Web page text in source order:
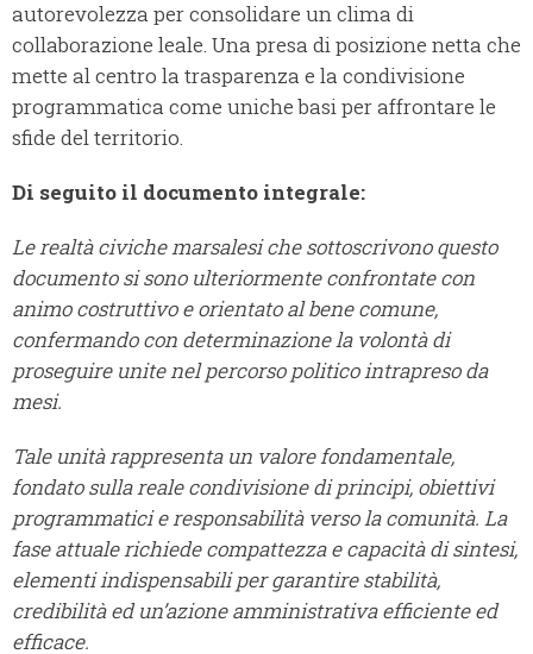
autorevolezza per consolidare un clima di
collaborazione leale. Una presa di posizione netta che
mette al centro la trasparenza e la condivisione
programmatica come uniche basi per affrontare le
sfide del territorio.
Di seguito il documento integrale:
Le realtà civiche marsalesi che sottoscrivono questo
documento si sono ulteriormente confrontate con
animo costruttivo e orientato al bene comune,
confermando con determinazione la volontà di
proseguire unite nel percorso politico intrapreso da
mesi.
Tale unità rappresenta un valore fondamentale,
fondato sulla reale condivisione di principi, obiettivi
programmatici e responsabilità verso la comunità. La
fase attuale richiede compattezza e capacità di sintesi,
elementi indispensabili per garantire stabilità,
credibilità ed un’azione amministrativa efficiente ed
efficace.